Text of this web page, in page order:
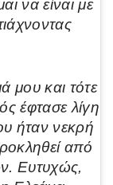
να είναι με
μου και τότε
έφτασε λίγη
ήταν νεκρή
από
Ευτυχώς,